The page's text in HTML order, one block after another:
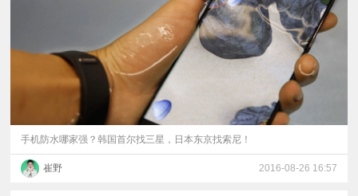
手机防水哪家强？韩国首尔找三星，日本东京找索尼！
崔野 2016-08-26 16:57